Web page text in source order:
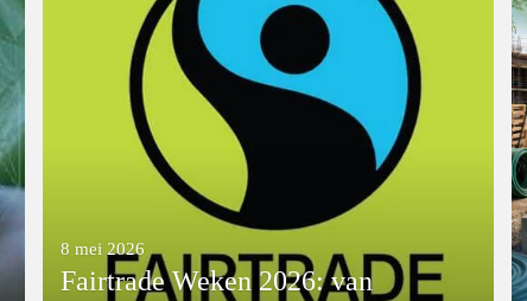
Fairtrade Weken 2026: van
8 mei 2026